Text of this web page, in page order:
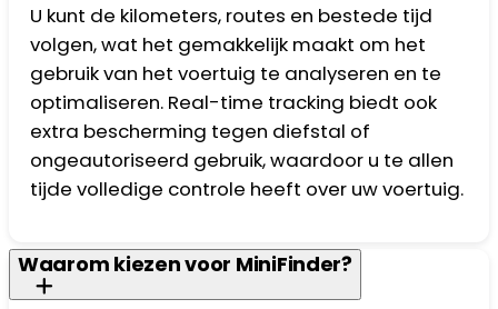
U kunt de kilometers, routes en bestede tijd
volgen, wat het gemakkelijk maakt om het
gebruik van het voertuig te analyseren en te
optimaliseren. Real-time tracking biedt ook
extra bescherming tegen diefstal of
ongeautoriseerd gebruik, waardoor u te allen
tijde volledige controle heeft over uw voertuig.
Waarom kiezen voor MiniFinder?